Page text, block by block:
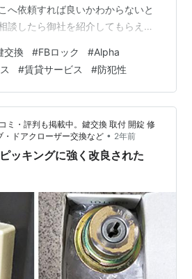
へ依頼すれば良いかわからないと
談したら御社を紹介してもらえ
今回は、賃貸サービス様よりご紹
がダメなら交換してほしい」との
もう15年はお使いの鍵で、そろそ
り、元々数本あった鍵が今は2本し
た。 また、「最低でも鍵は2本あ
交換 #FBロック #Alpha
#賃貸サービス #防犯性
ミ・評判も掲載中。鍵交換 取付 開錠 修
・ドアクローザー交換など • 2年前
ッキングに強く改良された